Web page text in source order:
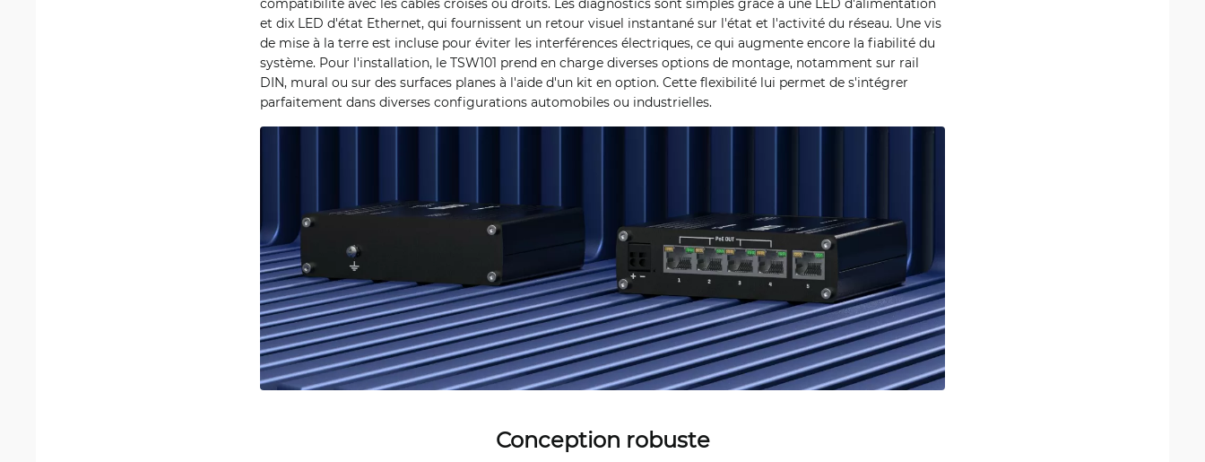
et dix LED d'état Ethernet, qui fournissent un retour visuel instantané sur l'état et l'activité du réseau. Une vis
de mise à la terre est incluse pour éviter les interférences électriques, ce qui augmente encore la fiabilité du
système. Pour l'installation, le TSW101 prend en charge diverses options de montage, notamment sur rail
DIN, mural ou sur des surfaces planes à l'aide d'un kit en option. Cette flexibilité lui permet de s'intégrer
parfaitement dans diverses configurations automobiles ou industrielles.
Conception robuste